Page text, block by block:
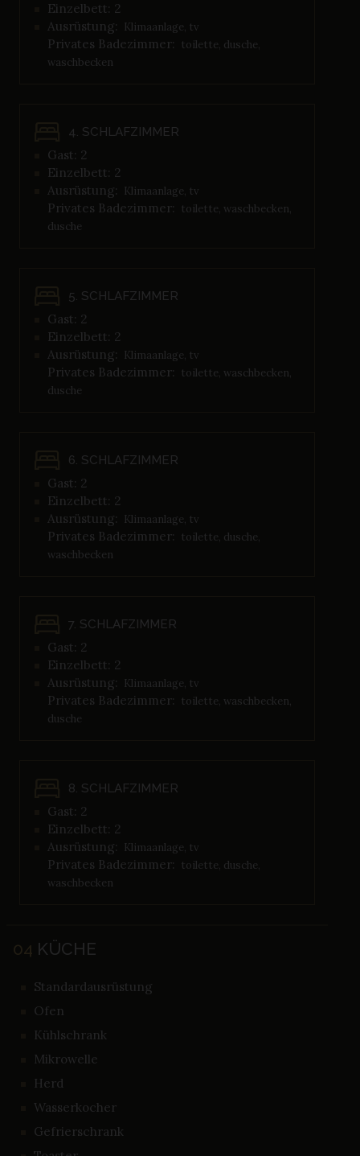
Einzelbett: 2
Ausrüstung:
Klimaanlage, tv
Privates Badezimmer:
toilette, dusche,
waschbecken
4. SCHLAFZIMMER
Gast: 2
Einzelbett: 2
Ausrüstung:
Klimaanlage, tv
Privates Badezimmer:
toilette, waschbecken,
dusche
5. SCHLAFZIMMER
Gast: 2
Einzelbett: 2
Ausrüstung:
Klimaanlage, tv
Privates Badezimmer:
toilette, waschbecken,
dusche
6. SCHLAFZIMMER
Gast: 2
Einzelbett: 2
Ausrüstung:
Klimaanlage, tv
Privates Badezimmer:
toilette, dusche,
waschbecken
7. SCHLAFZIMMER
Gast: 2
Einzelbett: 2
Ausrüstung:
Klimaanlage, tv
Privates Badezimmer:
toilette, waschbecken,
dusche
8. SCHLAFZIMMER
Gast: 2
Einzelbett: 2
Ausrüstung:
Klimaanlage, tv
Privates Badezimmer:
toilette, dusche,
waschbecken
04 KÜCHE
Standardausrüstung
Ofen
Kühlschrank
Mikrowelle
Herd
Wasserkocher
Gefrierschrank